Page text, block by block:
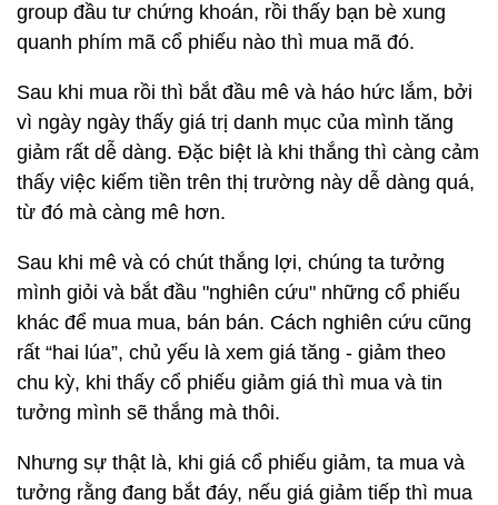
group đầu tư chứng khoán, rồi thấy bạn bè xung
quanh phím mã cổ phiếu nào thì mua mã đó.
Sau khi mua rồi thì bắt đầu mê và háo hức lắm, bởi
vì ngày ngày thấy giá trị danh mục của mình tăng
giảm rất dễ dàng. Đặc biệt là khi thắng thì càng cảm
thấy việc kiếm tiền trên thị trường này dễ dàng quá,
từ đó mà càng mê hơn.
Sau khi mê và có chút thắng lợi, chúng ta tưởng
mình giỏi và bắt đầu "nghiên cứu" những cổ phiếu
khác để mua mua, bán bán. Cách nghiên cứu cũng
rất “hai lúa”, chủ yếu là xem giá tăng - giảm theo
chu kỳ, khi thấy cổ phiếu giảm giá thì mua và tin
tưởng mình sẽ thắng mà thôi.
Nhưng sự thật là, khi giá cổ phiếu giảm, ta mua và
tưởng rằng đang bắt đáy, nếu giá giảm tiếp thì mua